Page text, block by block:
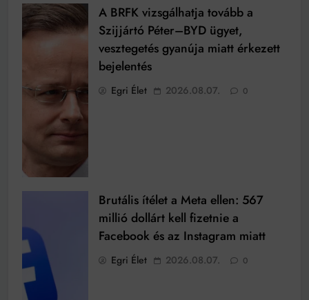
A BRFK vizsgálhatja tovább a
Szijjártó Péter–BYD ügyet,
vesztegetés gyanúja miatt érkezett
bejelentés
Egri Élet 2026.08.07. 0
Brutális ítélet a Meta ellen: 567
millió dollárt kell fizetnie a
Facebook és az Instagram miatt
Egri Élet 2026.08.07. 0